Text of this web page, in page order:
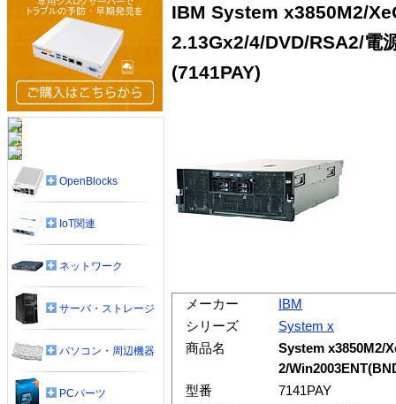
IBM System x3850M2/
2.13Gx2/4/DVD/RSA2/電
(7141PAY)
メーカー
IBM
シリーズ
System x
商品名
System x3850M2/
2/
型番
7141PAY
OpenBlocks
IoT関連
ネットワーク
サーバ・ストレージ
パソコン・周辺機器
PCパーツ